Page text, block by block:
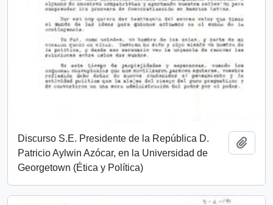
Discurso S.E. Presidente de la República D.
Patricio Aylwin Azócar, en la Universidad de
Georgetown (Ética y Política)